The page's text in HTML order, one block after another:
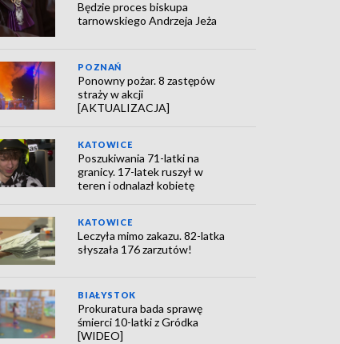
Będzie proces biskupa
tarnowskiego Andrzeja Jeża
POZNAŃ
Ponowny pożar. 8 zastępów
straży w akcji
[AKTUALIZACJA]
KATOWICE
Poszukiwania 71-latki na
granicy. 17-latek ruszył w
teren i odnalazł kobietę
KATOWICE
Leczyła mimo zakazu. 82-latka
słyszała 176 zarzutów!
BIAŁYSTOK
Prokuratura bada sprawę
śmierci 10-latki z Gródka
[WIDEO]